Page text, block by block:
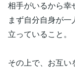
相手がいるから幸
まず自分自身が一
立っていること。
その上で、お互い